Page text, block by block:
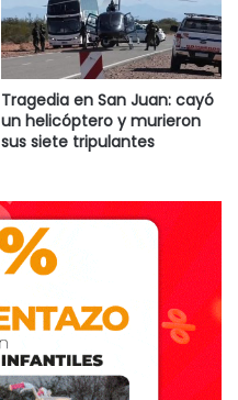
Tragedia en San Juan: cayó
un helicóptero y murieron
sus siete tripulantes